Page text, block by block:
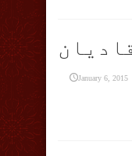
January 6, 2015